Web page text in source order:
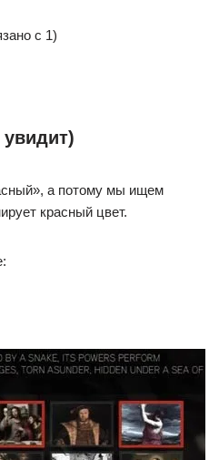
с 1)
а потому мы ищем
красный цвет.